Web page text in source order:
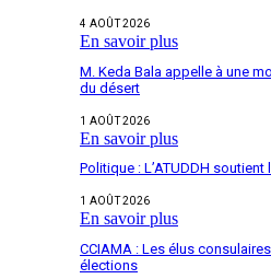
4 AOÛT 2026
En savoir plus
M. Keda Bala appelle à une
du désert
1 AOÛT 2026
En savoir plus
Politique : L’ATUDDH soutient
1 AOÛT 2026
En savoir plus
CCIAMA : Les élus
élections